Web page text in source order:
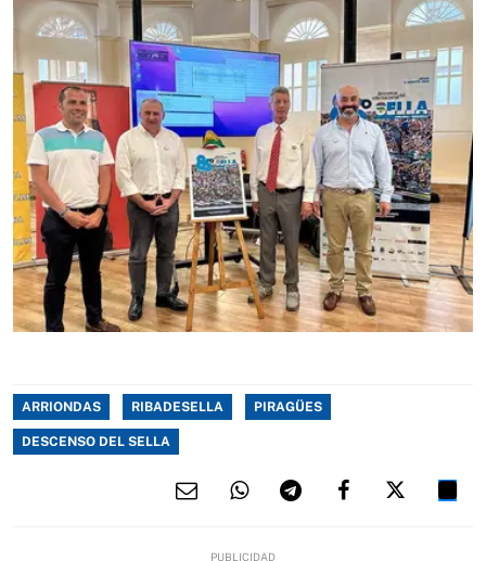
ARRIONDAS RIBADESELLA PIRAGÜES
DESCENSO DEL SELLA